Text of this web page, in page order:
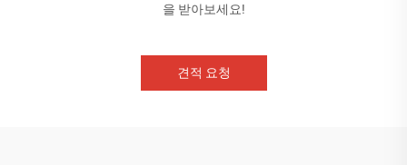
을 받아보세요!
견적 요청